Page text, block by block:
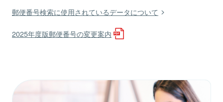
郵便番号検索に使用されているデータについて
2025年度版郵便番号の変更案内